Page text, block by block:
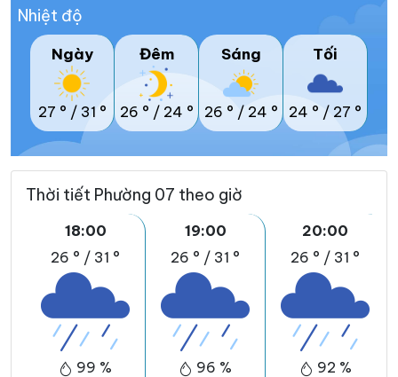
Nhiệt độ
Ngày
27 ° / 31 °
Đêm
26 ° / 24 °
Sáng
26 ° / 24 °
Tối
24 ° / 27 °
Thời tiết Phường 07 theo giờ
18:00
26 ° / 31 °
99 %
19:00
26 ° / 31 °
96 %
20:00
26 ° / 31 °
92 %